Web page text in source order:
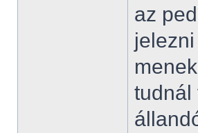
az
tudnál